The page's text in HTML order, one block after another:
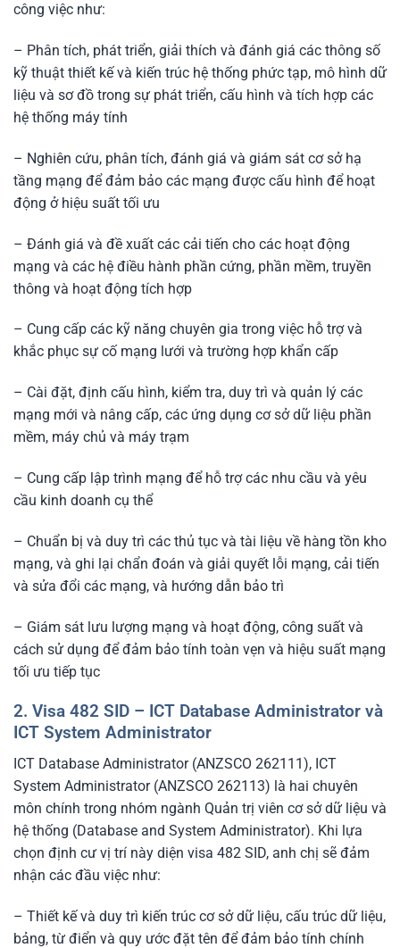
công việc như:
– Phân tích, phát triển, giải thích và đánh giá các thông số
kỹ thuật thiết kế và kiến ​​trúc hệ thống phức tạp, mô hình dữ
liệu và sơ đồ trong sự phát triển, cấu hình và tích hợp các
hệ thống máy tính
– Nghiên cứu, phân tích, đánh giá và giám sát cơ sở hạ
tầng mạng để đảm bảo các mạng được cấu hình để hoạt
động ở hiệu suất tối ưu
– Đánh giá và đề xuất các cải tiến cho các hoạt động
mạng và các hệ điều hành phần cứng, phần mềm, truyền
thông và hoạt động tích hợp
– Cung cấp các kỹ năng chuyên gia trong việc hỗ trợ và
khắc phục sự cố mạng lưới và trường hợp khẩn cấp
– Cài đặt, định cấu hình, kiểm tra, duy trì và quản lý các
mạng mới và nâng cấp, các ứng dụng cơ sở dữ liệu phần
mềm, máy chủ và máy trạm
– Cung cấp lập trình mạng để hỗ trợ các nhu cầu và yêu
cầu kinh doanh cụ thể
– Chuẩn bị và duy trì các thủ tục và tài liệu về hàng tồn kho
mạng, và ghi lại chẩn đoán và giải quyết lỗi mạng, cải tiến
và sửa đổi các mạng, và hướng dẫn bảo trì
– Giám sát lưu lượng mạng và hoạt động, công suất và
cách sử dụng để đảm bảo tính toàn vẹn và hiệu suất mạng
tối ưu tiếp tục
2. Visa 482 SID – ICT Database Administrator và
ICT System Administrator
ICT Database Administrator (ANZSCO 262111), ICT
System Administrator (ANZSCO 262113) là hai chuyên
môn chính trong nhóm ngành Quản trị viên cơ sở dữ liệu và
hệ thống (Database and System Administrator). Khi lựa
chọn định cư vị trí này diện visa 482 SID, anh chị sẽ đảm
nhận các đầu việc như:
– Thiết kế và duy trì kiến ​​trúc cơ sở dữ liệu, cấu trúc dữ liệu,
bảng, từ điển và quy ước đặt tên để đảm bảo tính chính